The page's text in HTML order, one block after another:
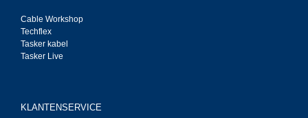
Cable Workshop
Techflex
Tasker kabel
Tasker Live
KLANTENSERVICE